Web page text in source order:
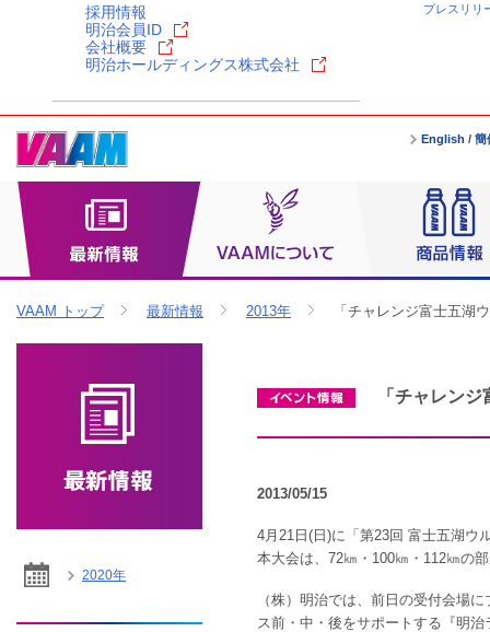
採用情報
明治会員ID
会社概要
明治ホールディングス株式会社
プレスリリ
English / 簡
VAAM トップ 最新情報 2013年 「チャレンジ富士五湖
「チャレン
2013/05/15
4月21日(日)に「第23回 富士五湖ウ
本大会は、72㎞・100㎞・112㎞の
（株）明治では、前日の受付会場
ス前・中・後をサポートする『明
2020年